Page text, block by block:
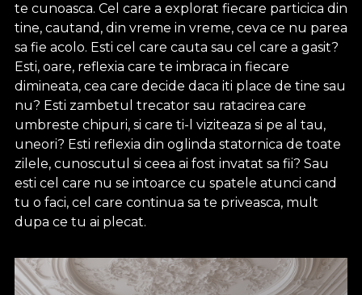
te cunoasca. Cel care a explorat fiecare particica din
tine, cautand, din vreme in vreme, ceva ce nu parea
sa fie acolo. Esti cel care cauta sau cel care a gasit?
Esti, oare, reflexia care te imbraca in fiecare
dimineata, cea care decide daca iti place de tine sau
nu? Esti zambetul trecator sau ratacirea care
umbreste chipuri, si care ti-l viziteaza si pe al tau,
uneori? Esti reflexia din oglinda statornica de toate
zilele, cunoscutul si ceea ai fost invatat sa fii? Sau
esti cel care nu se intoarce cu spatele atunci cand
tu o faci, cel care continua sa te priveasca, mult
dupa ce tu ai plecat.